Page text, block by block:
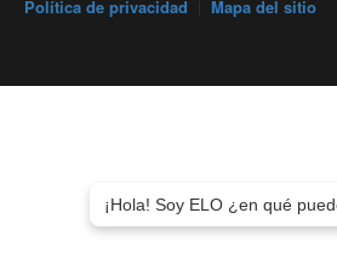
Política de privacidad
Mapa del sitio
¡Hola! Soy ELO ¿en qué